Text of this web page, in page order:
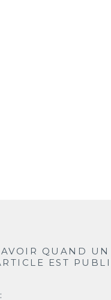
QUAND UN
EST